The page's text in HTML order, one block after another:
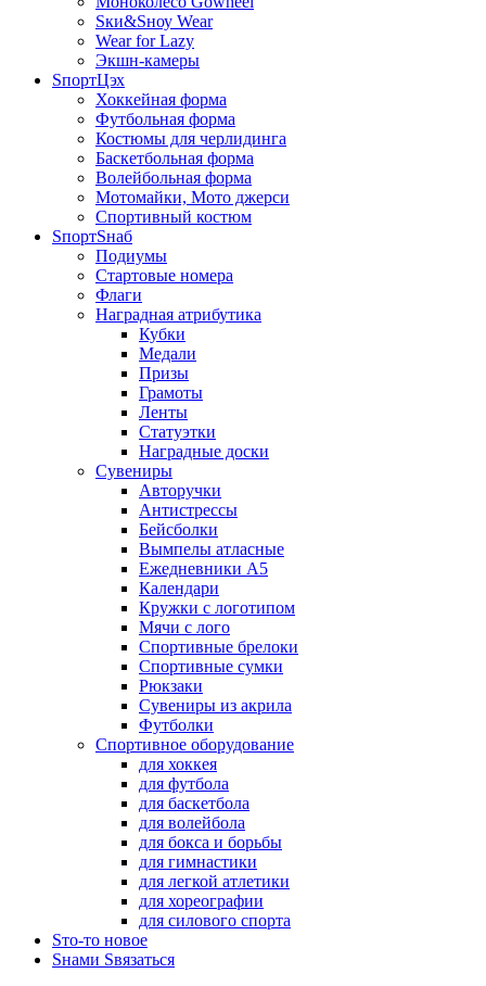
Sки&Sноу Wear
Wear for Lazy
Экшн-камеры
SпортЦэх
Хоккейная форма
Футбольная форма
Костюмы для черлидинга
Баскетбольная форма
Волейбольная форма
Мотомайки, Мото джерси
Спортивный костюм
SпортSнаб
Подиумы
Стартовые номера
Флаги
Наградная атрибутика
Кубки
Медали
Призы
Грамоты
Ленты
Статуэтки
Наградные доски
Сувениры
Авторучки
Антистрессы
Бейсболки
Вымпелы атласные
Ежедневники А5
Календари
Кружки с логотипом
Мячи с лого
Спортивные брелоки
Спортивные сумки
Рюкзаки
Сувениры из акрила
Футболки
Спортивное оборудование
для хоккея
для футбола
для баскетбола
для волейбола
для бокса и борьбы
для гимнастики
для легкой атлетики
для хореографии
для силового спорта
Sто-то новое
Sнами Sвязаться